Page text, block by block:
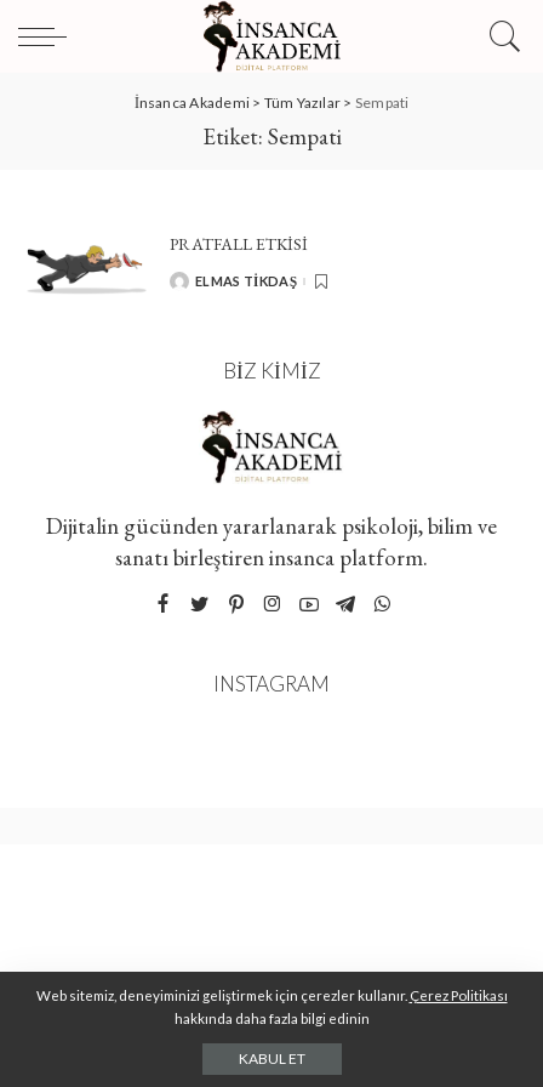
İnsanca Akademi> Tüm Yazılar > Sempati
Etiket: Sempati
PRATFALL ETKİSİ
POSTED
ELMAS TIKDAŞ
BIZ KIMIZ
Dijitalin gücünden yararlanarak psikoloji, bilim ve
sanatı birleştiren insanca platform.
INSTAGRAM
Web sitemiz, deneyiminizi geliştirmek için çerezler kullanır. Çerez Politikası
hakkında daha fazla bilgi edinin
KABUL ET